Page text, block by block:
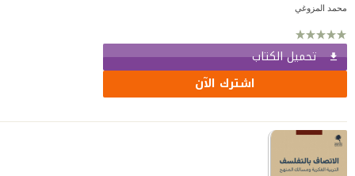
محمد المزوغي
تحميل الكتاب
اشترك الآن